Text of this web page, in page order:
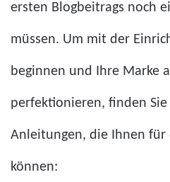
ersten Blogbeitrags noch
müssen. Um mit der
beginnen und Ihre Marke
perfektionieren, finden
Anleitungen, die Ihnen für
können: